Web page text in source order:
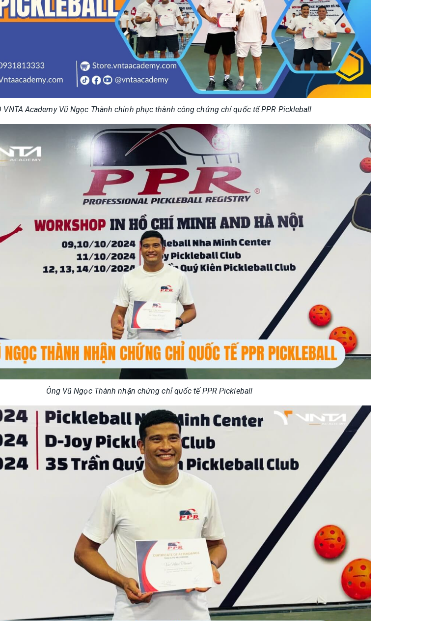
VNTA Academy Vũ Ngọc Thành chinh phục thành công chứng chỉ quốc tế PPR Pickleball
Ông Vũ Ngọc Thành nhận chứng chỉ quốc tế PPR Pickleball